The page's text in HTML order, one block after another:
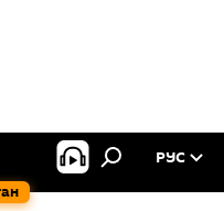
РУС